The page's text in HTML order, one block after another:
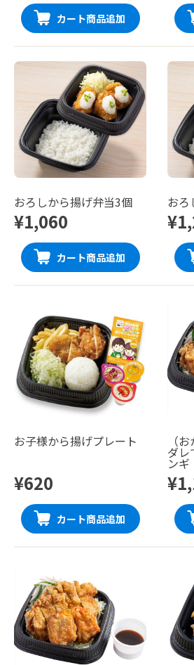
カート商品追加
おろしから揚げ弁当3個
¥1,060
カート商品追加
おろ
お子様から揚げプレート
¥620
カート商品追加
（
ダレ
ンギ